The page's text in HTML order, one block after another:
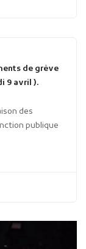
de grève
9 avril ).
des
publique